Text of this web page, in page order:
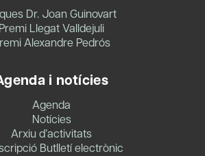
Dr. Joan Guinovart
Premi Llegat Valldejuli
Alexandre Pedrós
i notícies
Agenda
Notícies
Arxiu d’activitats
Butlletí electrònic